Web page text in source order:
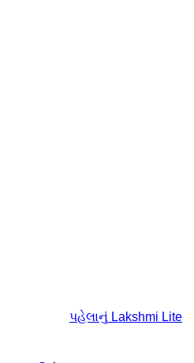
પહેલાનું Lakshmi Lite